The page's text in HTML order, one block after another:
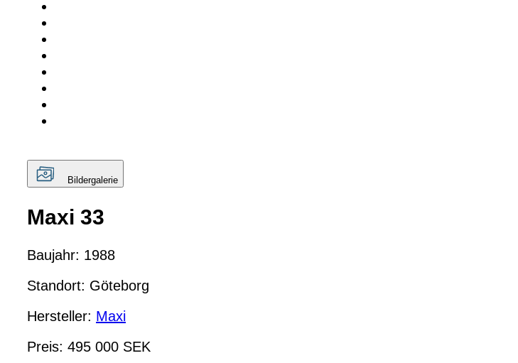
Bildergalerie
Maxi 33
Baujahr: 1988
Standort: Göteborg
Hersteller: Maxi
Preis: 495 000 SEK